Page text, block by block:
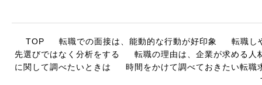
TOP 転職での面接は、能動的な行動が好印象
転職し
先選びではなく分析をする
転職の理由は、企業が求める人
に関して調べたいときは
時間をかけて調べておきたい転職